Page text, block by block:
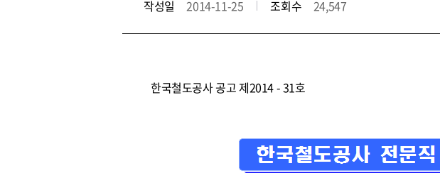
작성일 2014-11-25 조회수 24,547
한국철도공사 공고 제2014 - 31호